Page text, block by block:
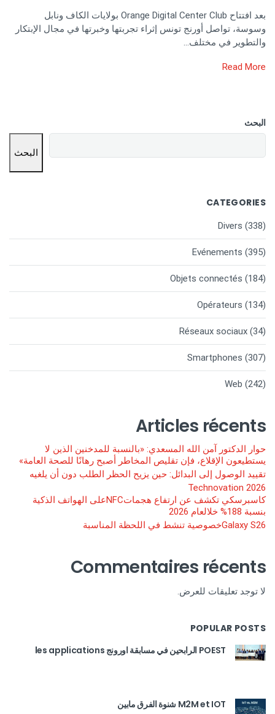
بعد افتتاح Orange Digital Center Club بولايات الكاف ونابل
وسوسة، تواصل أورنج تونس إثراء تجربتها وخبرتها في مجال الإبتكار
والتطوير في مختلف…
Read More
البحث
البحث
CATEGORIES
Divers (338)
Evénements (395)
Objets connectés (184)
Opérateurs (134)
Réseaux sociaux (34)
Smartphones (307)
Web (242)
Articles récents
حوار الدكتور آمن الله المسعدي: «بالنسبة للمدخنين الذين لا
يستطيعون الإقلاع، فإن تقليص المخاطر أصبح رهانًا للصحة العامة»
تقييد الوصول إلى البدائل: حين يزيح الحظر الطلب دون أن يلغيه
Technovation 2026
كاسبرسكي تكشف عن ارتفاع هجماتNFCعلى الهواتف الذكية
بنسبة 188% خلالعام 2026
Galaxy S26خصوصية تنشط في اللحظة المناسبة
Commentaires récents
لا توجد تعليقات للعرض.
POPULAR POSTS
POEST الرابحين في مسابقة اورونج les applications
M2M et IOT شنوة الفرق مابين